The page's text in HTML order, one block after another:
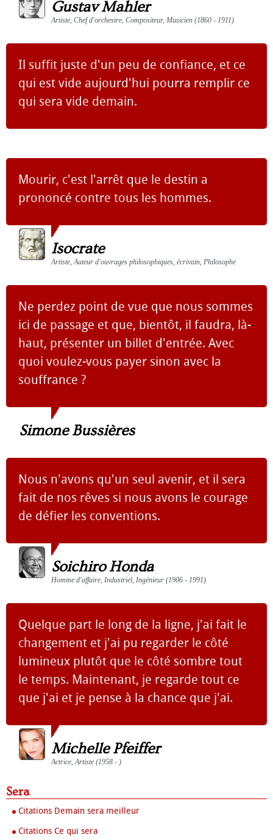
Gustav Mahler
Artiste, Chef d'orchestre, Compositeur, Musicien (1860 - 1911)
Il suffit juste d'un peu de confiance, et ce
qui est vide aujourd'hui pourra remplir ce
qui sera vide demain.
Mourir, c'est l'arrêt que le destin a
prononcé contre tous les hommes.
Isocrate
Artiste, Auteur d'ouvrages philosophiques, écrivain, Philosophe
Ne perdez point de vue que nous sommes
ici de passage et que, bientôt, il faudra, là-
haut, présenter un billet d'entrée. Avec
quoi voulez-vous payer sinon avec la
souffrance ?
Simone Bussières
Nous n'avons qu'un seul avenir, et il sera
fait de nos rêves si nous avons le courage
de défier les conventions.
Soichiro Honda
Homme d'affaire, Industriel, Ingénieur (1906 - 1991)
Quelque part le long de la ligne, j'ai fait le
changement et j'ai pu regarder le côté
lumineux plutôt que le côté sombre tout
le temps. Maintenant, je regarde tout ce
que j'ai et je pense à la chance que j'ai.
Michelle Pfeiffer
Actrice, Artiste (1958 - )
Sera
Citations Demain sera meilleur
Citations Ce qui sera